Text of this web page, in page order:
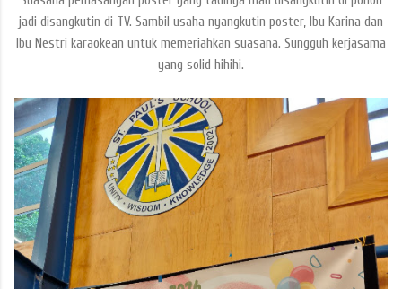
jadi disangkutin di TV. Sambil usaha nyangkutin poster, Ibu Karina dan
Ibu Nestri karaokean untuk memeriahkan suasana. Sungguh kerjasama
yang solid hihihi.